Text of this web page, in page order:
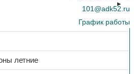
101@adk52.ru
График работы
летние
»Перчатки нитриловые «Gward